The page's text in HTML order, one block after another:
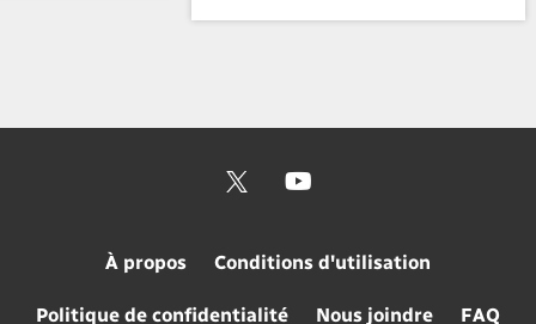
À propos Conditions d'utilisation
Politique de confidentialité Nous joindre FAQ